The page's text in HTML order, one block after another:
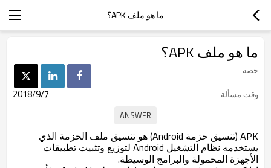
ما هو ملف APK؟
ما هو ملف APK؟
حصة
وقت مسألة
2018/9/7
APK (تنسيق حزمة Android) هو تنسيق ملف الحزمة الذي
يستخدمه نظام التشغيل Android لتوزيع وتثبيت تطبيقات
الأجهزة المحمولة والبرامج الوسيطة.